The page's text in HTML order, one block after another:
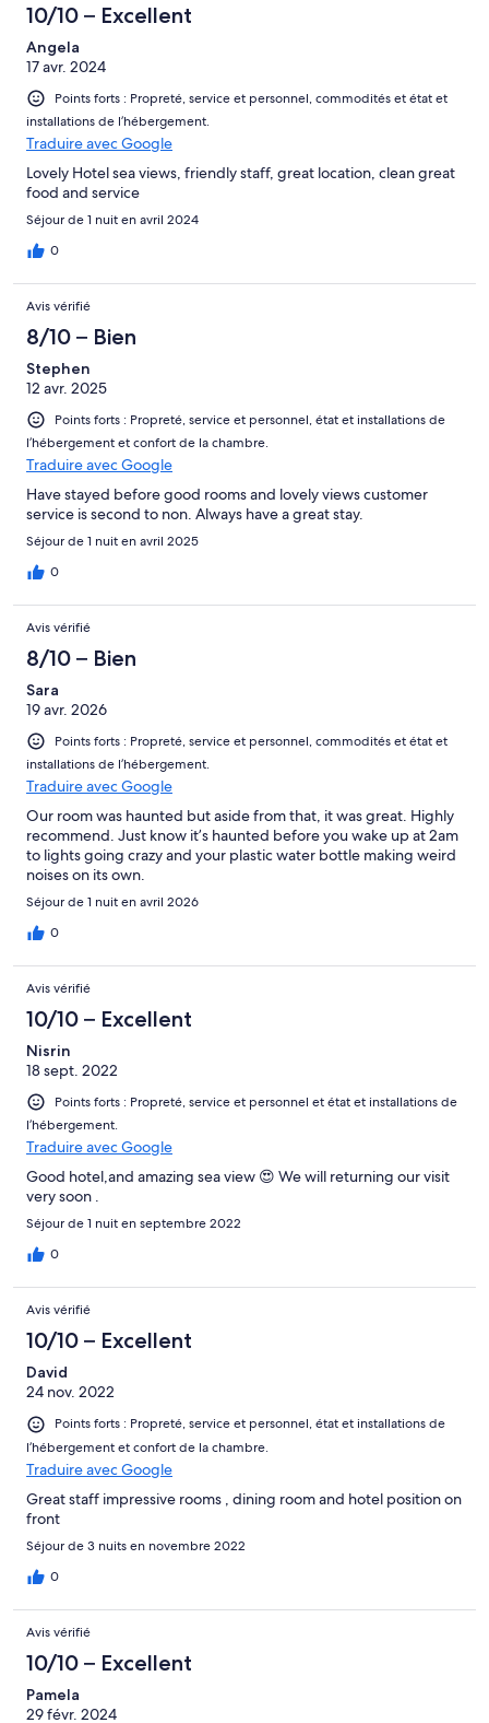
10/10 – Excellent
Angela
17 avr. 2024
Points forts : Propreté, service et personnel, commodités et état et
installations de l’hébergement.
Traduire avec Google
Lovely Hotel sea views, friendly staff, great location, clean great
food and service
Séjour de 1 nuit en avril 2024
0
Avis vérifié
8/10 – Bien
Stephen
12 avr. 2025
Points forts : Propreté, service et personnel, état et installations de
l’hébergement et confort de la chambre.
Traduire avec Google
Have stayed before good rooms and lovely views customer
service is second to non. Always have a great stay.
Séjour de 1 nuit en avril 2025
0
Avis vérifié
8/10 – Bien
Sara
19 avr. 2026
Points forts : Propreté, service et personnel, commodités et état et
installations de l’hébergement.
Traduire avec Google
Our room was haunted but aside from that, it was great. Highly
recommend. Just know it’s haunted before you wake up at 2am
to lights going crazy and your plastic water bottle making weird
noises on its own.
Séjour de 1 nuit en avril 2026
0
Avis vérifié
10/10 – Excellent
Nisrin
18 sept. 2022
Points forts : Propreté, service et personnel et état et installations de
l’hébergement.
Traduire avec Google
Good hotel,and amazing sea view 😍 We will returning our visit
very soon .
Séjour de 1 nuit en septembre 2022
0
Avis vérifié
10/10 – Excellent
David
24 nov. 2022
Points forts : Propreté, service et personnel, état et installations de
l’hébergement et confort de la chambre.
Traduire avec Google
Great staff impressive rooms , dining room and hotel position on
front
Séjour de 3 nuits en novembre 2022
0
Avis vérifié
10/10 – Excellent
Pamela
29 févr. 2024